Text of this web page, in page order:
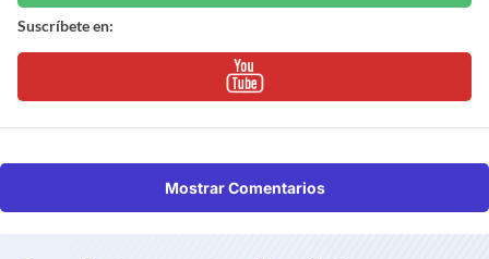
Suscríbete en:
Mostrar Comentarios